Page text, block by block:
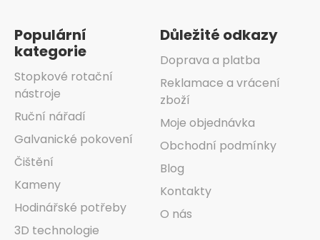
Populární
kategorie
Stopkové rotační
nástroje
Ruční nářadí
Galvanické pokovení
Čištění
Kameny
Hodinářské potřeby
3D technologie
Důležité odkazy
Doprava a platba
Reklamace a vrácení
zboží
Moje objednávka
Obchodní podmínky
Blog
Kontakty
O nás